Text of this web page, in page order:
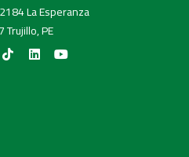
La Esperanza
Trujillo, PE